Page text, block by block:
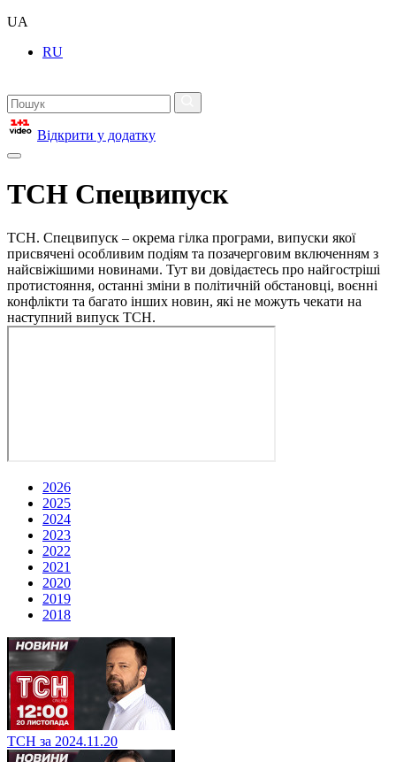
UA
RU
Відкрити у додатку
ТСН Спецвипуск
ТСН. Спецвипуск – окрема гілка програми, випуски якої
присвячені особливим подіям та позачерговим включенням з
найсвіжішими новинами. Тут ви довідаєтесь про найгостріші
протистояння, останні зміни в політичній обстановці, воєнні
конфлікти та багато інших новин, які не можуть чекати на
наступний випуск ТСН.
2026
2025
2024
2023
2022
2021
2020
2019
2018
ТСН за 2024.11.20